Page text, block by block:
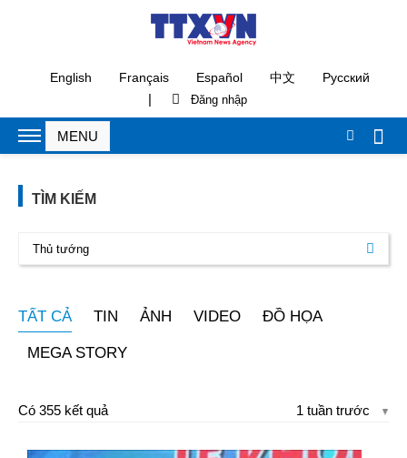
English Français Español 中文 Русский
|
TÌM KIẾM
TẤT CẢ TIN ẢNH VIDEO ĐỒ HỌA
MEGA STORY
Có 355 kết quả 1 tuần trước